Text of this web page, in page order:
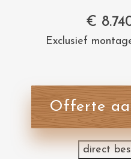
€
Exclusief
Offerte
direct